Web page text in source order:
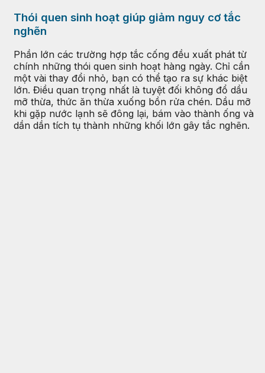
Thói quen sinh hoạt giúp giảm nguy cơ tắc
nghẽn
Phần lớn các trường hợp tắc cống đều xuất phát từ
chính những thói quen sinh hoạt hàng ngày. Chỉ cần
một vài thay đổi nhỏ, bạn có thể tạo ra sự khác biệt
lớn. Điều quan trọng nhất là tuyệt đối không đổ dầu
mỡ thừa, thức ăn thừa xuống bồn rửa chén. Dầu mỡ
khi gặp nước lạnh sẽ đông lại, bám vào thành ống và
dần dần tích tụ thành những khối lớn gây tắc nghẽn.